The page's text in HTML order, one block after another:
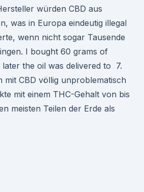
würden CBD aus
was in Europa eindeutig illegal
wenn nicht sogar Tausende
I bought 60 grams of
the oil was delivered to 7.
mit CBD völlig unproblematisch
mit einem THC-Gehalt von bis
meisten Teilen der Erde als